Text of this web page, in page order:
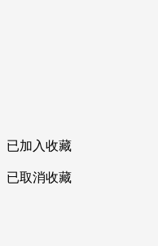
已加入收藏
已取消收藏